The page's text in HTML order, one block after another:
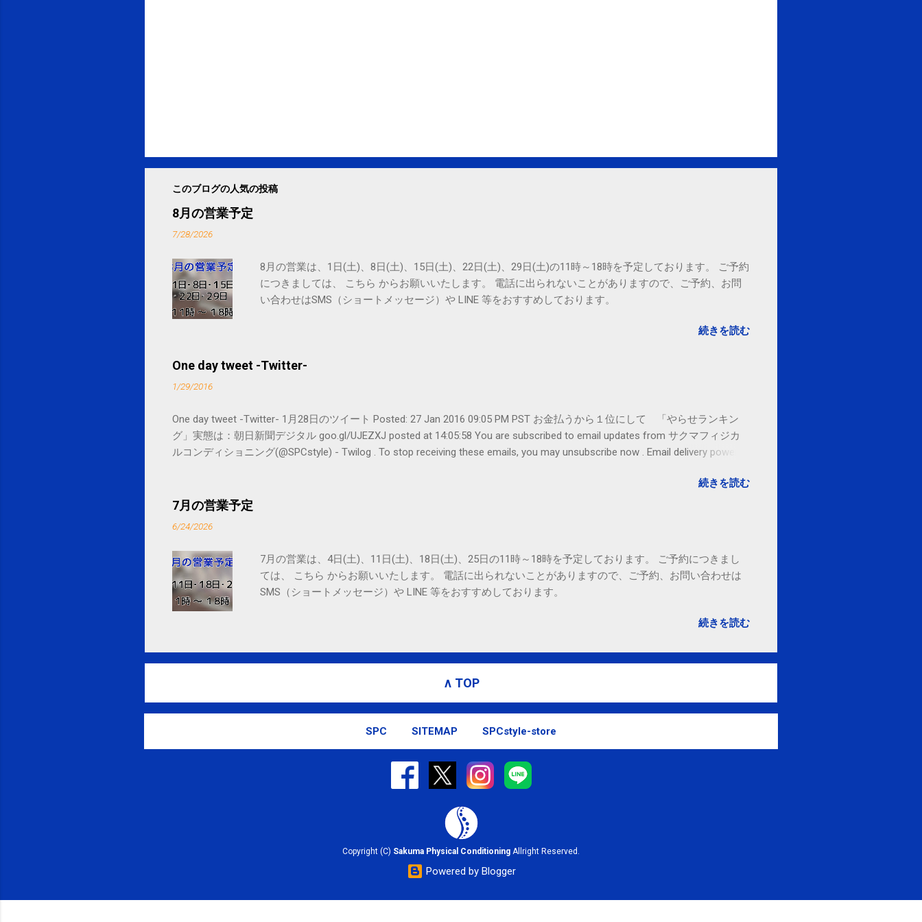
このブログの人気の投稿
8月の営業予定
7/28/2026
8月の営業は、1日(土)、8日(土)、15日(土)、22日(土)、29日(土)の11時～18時を予定しております。 ご予約
につきましては、 こちら からお願いいたします。 電話に出られないことがありますので、ご予約、お問
い合わせはSMS（ショートメッセージ）や LINE 等をおすすめしております。
続きを読む
One day tweet -Twitter-
1/29/2016
One day tweet -Twitter- 1月28日のツイート Posted: 27 Jan 2016 09:05 PM PST お金払うから１位にして 「やらせランキン
グ」実態は：朝日新聞デジタル goo.gl/UJEZXJ posted at 14:05:58 You are subscribed to email updates from サクマフィジカ
ルコンディショニング(@SPCstyle) - Twilog . To stop receiving these emails, you may unsubscribe now . Email delivery powered
続きを読む
7月の営業予定
6/24/2026
7月の営業は、4日(土)、11日(土)、18日(土)、25日の11時～18時を予定しております。 ご予約につきまし
ては、 こちら からお願いいたします。 電話に出られないことがありますので、ご予約、お問い合わせは
SMS（ショートメッセージ）や LINE 等をおすすめしております。
続きを読む
∧ TOP
SPC SITEMAP SPCstyle-store
Copyright (C) Sakuma Physical Conditioning Allright Reserved.
Powered by Blogger